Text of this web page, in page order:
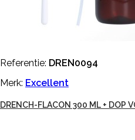
Referentie: DREN0094
Merk: Excellent
DRENCH-FLACON 300 ML + DOP